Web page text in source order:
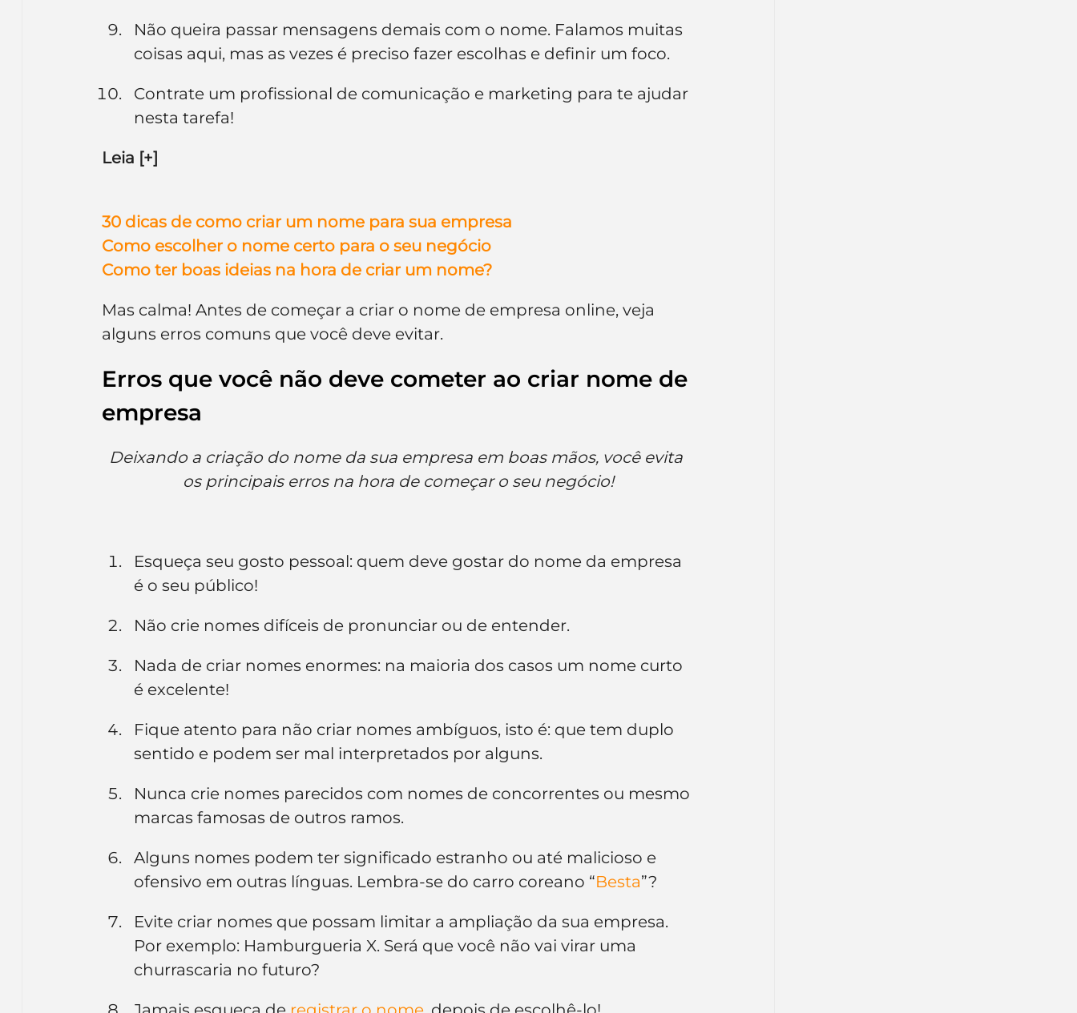
Não queira passar mensagens demais com o nome. Falamos muitas
coisas aqui, mas as vezes é preciso fazer escolhas e definir um foco.
Contrate um profissional de comunicação e marketing para te ajudar
nesta tarefa!
Leia [+]
30 dicas de como criar um nome para sua empresa
Como escolher o nome certo para o seu negócio
Como ter boas ideias na hora de criar um nome?
Mas calma! Antes de começar a criar o nome de empresa online, veja
alguns erros comuns que você deve evitar.
Erros que você não deve cometer ao criar nome de
empresa
Deixando a criação do nome da sua empresa em boas mãos, você evita
os principais erros na hora de começar o seu negócio!
Esqueça seu gosto pessoal: quem deve gostar do nome da empresa
é o seu público!
Não crie nomes difíceis de pronunciar ou de entender.
Nada de criar nomes enormes: na maioria dos casos um nome curto
é excelente!
Fique atento para não criar nomes ambíguos, isto é: que tem duplo
sentido e podem ser mal interpretados por alguns.
Nunca crie nomes parecidos com nomes de concorrentes ou mesmo
marcas famosas de outros ramos.
Alguns nomes podem ter significado estranho ou até malicioso e
ofensivo em outras línguas. Lembra-se do carro coreano “Besta”?
Evite criar nomes que possam limitar a ampliação da sua empresa.
Por exemplo: Hamburgueria X. Será que você não vai virar uma
churrascaria no futuro?